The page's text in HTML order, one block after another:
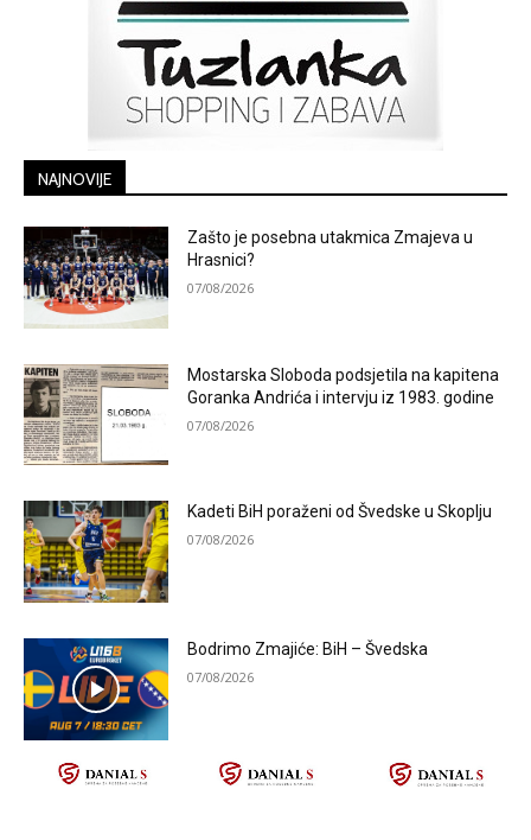
NAJNOVIJE
Zašto je posebna utakmica Zmajeva u
Hrasnici?
07/08/2026
Mostarska Sloboda podsjetila na kapitena
Goranka Andrića i intervju iz 1983. godine
07/08/2026
Kadeti BiH poraženi od Švedske u Skoplju
07/08/2026
Bodrimo Zmajiće: BiH – Švedska
07/08/2026